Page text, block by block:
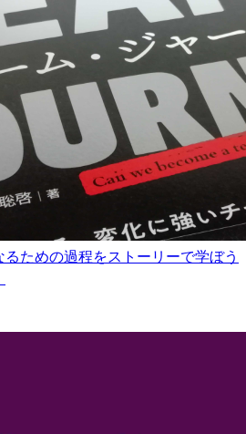
るための過程をストーリーで学ぼう